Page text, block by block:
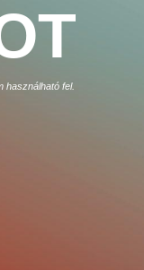
használható fel.